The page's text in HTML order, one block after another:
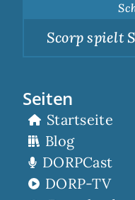
Scorp spielt
Seiten
Startseite
Blog
DORPCast
DORP-TV